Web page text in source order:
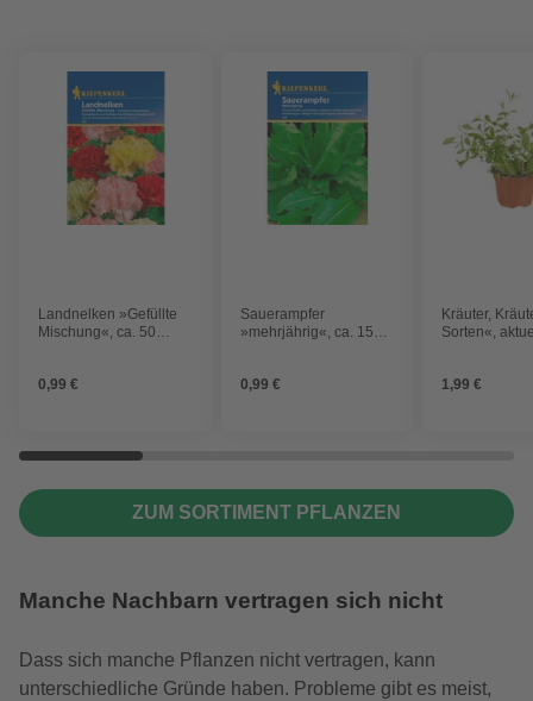
Landnelken »Gefüllte
Mischung«, ca. 50
0,99 €
Sauerampfer
»mehrjährig«, ca. 150
0,99 €
Kräuter,
Sorten«,
1,99 €
ZUM SORTIMENT PFLANZEN
Manche Nachbarn vertragen sich nicht
Dass sich manche Pflanzen nicht vertragen, kann
unterschiedliche Gründe haben. Probleme gibt es meist,